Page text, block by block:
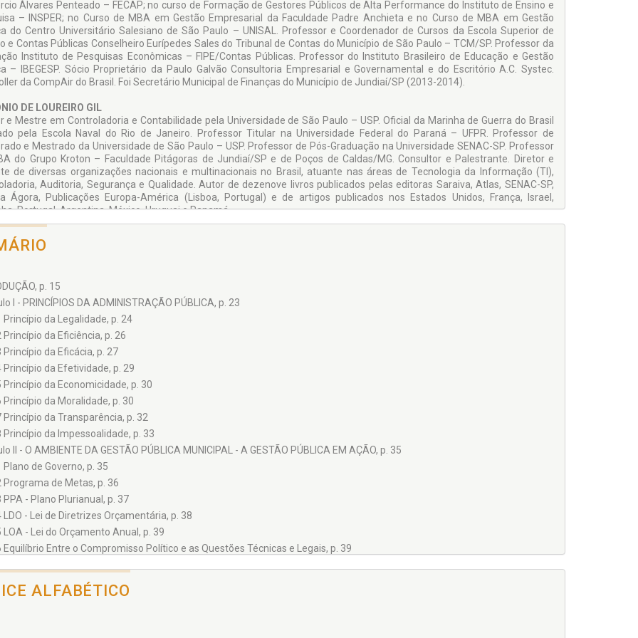
Álvares Penteado – FECAP; no curso de Formação de Gestores Públicos de Alta Performance do Instituto de Ensino e
– INSPER; no Curso de MBA em Gestão Empresarial da Faculdade Padre Anchieta e no Curso de MBA em Gestão
do Centro Universitário Salesiano de São Paulo – UNISAL. Professor e Coordenador de Cursos da Escola Superior de
e Contas Públicas Conselheiro Eurípedes Sales do Tribunal de Contas do Município de São Paulo – TCM/SP. Professor da
Instituto de Pesquisas Econômicas – FIPE/Contas Públicas. Professor do Instituto Brasileiro de Educação e Gestão
– IBEGESP. Sócio Proprietário da Paulo Galvão Consultoria Empresarial e Governamental e do Escritório A.C. Systec.
da CompAir do Brasil. Foi Secretário Municipal de Finanças do Município de Jundiaí/SP (2013-2014).
DE LOUREIRO GIL
e Mestre em Controladoria e Contabilidade pela Universidade de São Paulo – USP. Oficial da Marinha de Guerra do Brasil
pela Escola Naval do Rio de Janeiro. Professor Titular na Universidade Federal do Paraná – UFPR. Professor de
e Mestrado da Universidade de São Paulo – USP. Professor de Pós-Graduação na Universidade SENAC-SP. Professor
do Grupo Kroton – Faculdade Pitágoras de Jundiaí/SP e de Poços de Caldas/MG. Consultor e Palestrante. Diretor e
de diversas organizações nacionais e multinacionais no Brasil, atuante nas áreas de Tecnologia da Informação (TI),
Auditoria, Segurança e Qualidade. Autor de dezenove livros publicados pelas editoras Saraiva, Atlas, SENAC-SP,
Ágora, Publicações Europa-América (Lisboa, Portugal) e de artigos publicados nos Estados Unidos, França, Israel,
Portugal, Argentina, México, Uruguai e Panamá.
DE OLIVEIRA JÚNIOR
em Controladoria e Contabilidade Estratégica pela Fundação Escola de Comércio Álvares Penteado – FECAP. Bacharel em
Pesquisador da área de Finanças Públicas com inúmeras orientações de monografias e trabalhos de conclusão de curso,
e pós-graduação. Presta serviços de consultoria em Gestão Pública Municipal. Contador e profissional das áreas
e financeira há mais de 30 anos, sendo que nos últimos 14 anos vêm atuando em Administração Pública
Servidor público da Prefeitura de Mogi Mirim/SP, licenciado para atuar como Contador Geral do Município de
SP. Executou também vários trabalhos como assistente técnico para a administração municipal de Mogi Mirim/SP. Possui
científicos publicados.
p. 15
I - PRINCÍPIOS DA ADMINISTRAÇÃO PÚBLICA, p. 23
Princípio da Legalidade, p. 24
Princípio da Eficiência, p. 26
Princípio da Eficácia, p. 27
Princípio da Efetividade, p. 29
Princípio da Economicidade, p. 30
Princípio da Moralidade, p. 30
Princípio da Transparência, p. 32
Princípio da Impessoalidade, p. 33
II - O AMBIENTE DA GESTÃO PÚBLICA MUNICIPAL - A GESTÃO PÚBLICA EM AÇÃO, p. 35
Plano de Governo, p. 35
Programa de Metas, p. 36
PPA - Plano Plurianual, p. 37
LDO - Lei de Diretrizes Orçamentária, p. 38
LOA - Lei do Orçamento Anual, p. 39
Equilíbrio Entre o Compromisso Político e as Questões Técnicas e Legais, p. 39
Case Município do Estado de São Paulo, p. 43
IV - A NOVA CONTABILIDADE PÚBLICA: CASP - CONTABILIDADE APLICADA AO SETOR PÚBLICO, p. 49
ALFABÉTICO